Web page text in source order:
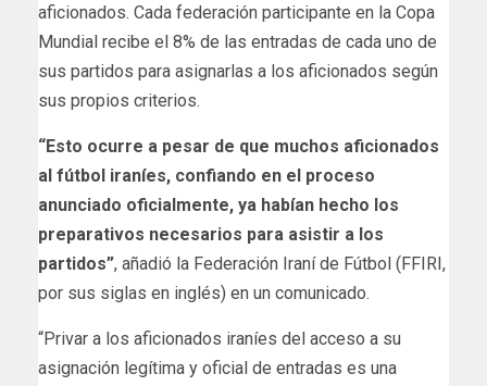
aficionados. Cada federación participante en la Copa
Mundial recibe el 8% de las entradas de cada ‌uno de
sus partidos para asignarlas a los aficionados según
sus propios criterios.
“Esto ocurre a pesar de que muchos aficionados
al fútbol iraníes, confiando en el proceso
anunciado oficialmente, ya habían hecho los
preparativos necesarios para asistir a los
partidos”, añadió la Federación Iraní de Fútbol (FFIRI,
por sus siglas en inglés) en un comunicado.
“Privar a los aficionados iraníes del acceso a su
asignación legítima y oficial de entradas es una